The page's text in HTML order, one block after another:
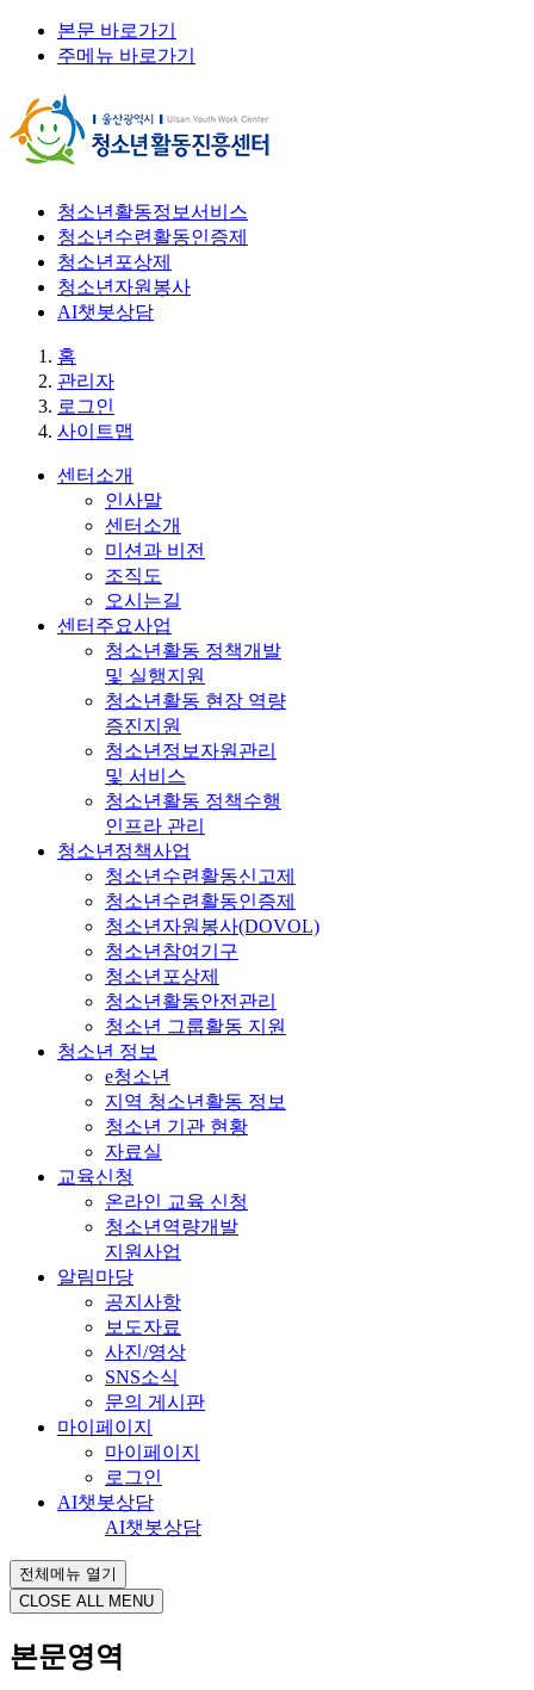
본문 바로가기
주메뉴 바로가기
청소년활동정보서비스
청소년수련활동인증제
청소년포상제
청소년자원봉사
AI챗봇상담
홈
관리자
로그인
사이트맵
센터소개
인사말
센터소개
미션과 비전
조직도
오시는길
센터주요사업
청소년활동 정책개발
및 실행지원
청소년활동 현장 역량
증진지원
청소년정보자원관리
및 서비스
청소년활동 정책수행
인프라 관리
청소년정책사업
청소년수련활동신고제
청소년수련활동인증제
청소년자원봉사(DOVOL)
청소년참여기구
청소년포상제
청소년활동안전관리
청소년 그룹활동 지원
청소년 정보
e청소년
지역 청소년활동 정보
청소년 기관 현황
자료실
교육신청
온라인 교육 신청
청소년역량개발
지원사업
알림마당
공지사항
보도자료
사진/영상
SNS소식
문의 게시판
마이페이지
마이페이지
로그인
AI챗봇상담
AI챗봇상담
전체메뉴 열기
CLOSE ALL MENU
본문영역